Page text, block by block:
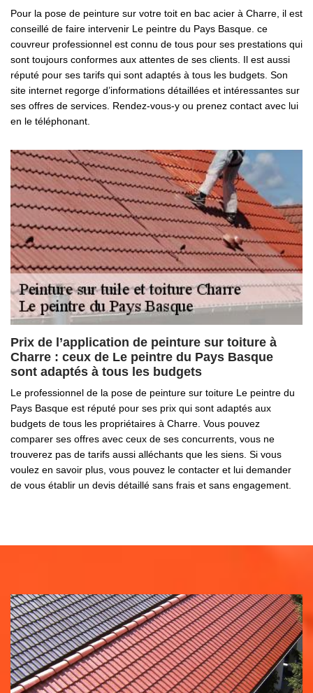
Pour la pose de peinture sur votre toit en bac acier à Charre, il est
conseillé de faire intervenir Le peintre du Pays Basque. ce
couvreur professionnel est connu de tous pour ses prestations qui
sont toujours conformes aux attentes de ses clients. Il est aussi
réputé pour ses tarifs qui sont adaptés à tous les budgets. Son
site internet regorge d’informations détaillées et intéressantes sur
ses offres de services. Rendez-vous-y ou prenez contact avec lui
en le téléphonant.
Prix de l’application de peinture sur toiture à
Charre : ceux de Le peintre du Pays Basque
sont adaptés à tous les budgets
Le professionnel de la pose de peinture sur toiture Le peintre du
Pays Basque est réputé pour ses prix qui sont adaptés aux
budgets de tous les propriétaires à Charre. Vous pouvez
comparer ses offres avec ceux de ses concurrents, vous ne
trouverez pas de tarifs aussi alléchants que les siens. Si vous
voulez en savoir plus, vous pouvez le contacter et lui demander
de vous établir un devis détaillé sans frais et sans engagement.